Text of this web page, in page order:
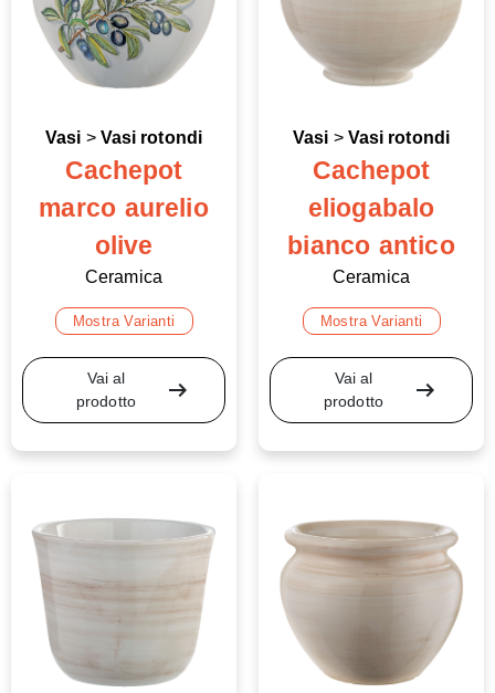
Vasi > Vasi rotondi
Cachepot
marco aurelio
olive
Ceramica
Mostra Varianti
Vai al
prodotto
arrow_right_alt
Vasi > Vasi rotondi
Cachepot
eliogabalo
bianco antico
Ceramica
Mostra Varianti
Vai al
prodotto
arrow_right_alt